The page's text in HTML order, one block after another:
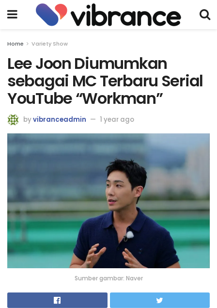
Home Variety Show
Lee Joon Diumumkan
sebagai MC Terbaru Serial
YouTube “Workman”
byvibranceadmin 1 year ago
Sumber gambar: Naver